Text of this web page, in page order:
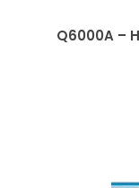
Q6000A –